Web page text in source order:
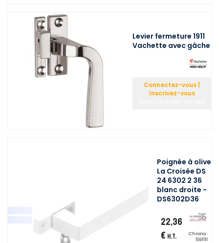
Levier fermeture 1911
Vachette avec gâche
Connectez-vous |
Inscrivez-vous
Poignée à olive
La Croisée DS
24 6302 2 36
blanc droite -
DS6302D36
22,36
€ H.T.
Chrono :
591111